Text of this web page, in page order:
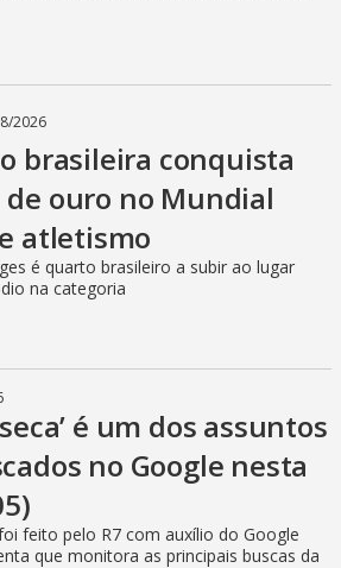
2026
brasileira conquista
ouro no Mundial
atletismo
é quarto brasileiro a subir ao lugar
na categoria
é um dos assuntos
no Google nesta
feito pelo R7 com auxílio do Google
que monitora as principais buscas da